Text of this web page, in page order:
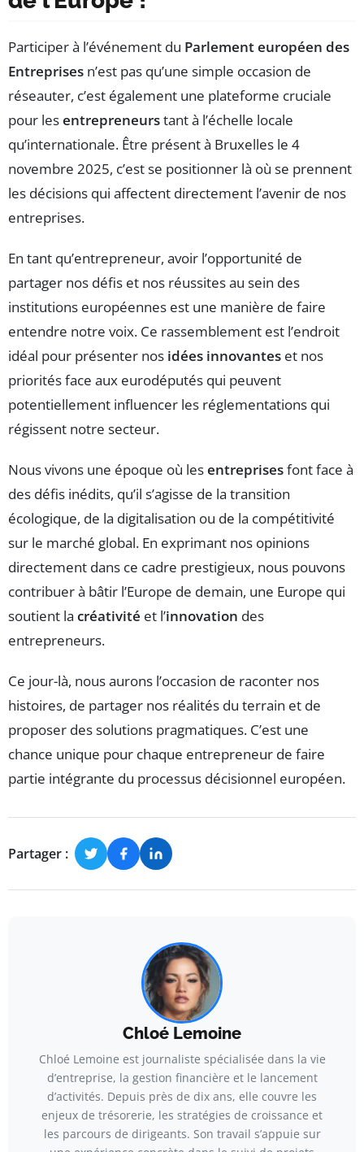
Participer à l’événement du Parlement européen des
Entreprises n’est pas qu’une simple occasion de
réseauter, c’est également une plateforme cruciale
pour lesentrepreneurstant à l’échelle locale
qu’internationale. Être présent à Bruxelles le 4
novembre 2025, c’est se positionner là où se prennent
les décisions qui affectent directement l’avenir de nos
entreprises.
En tant qu’entrepreneur, avoir l’opportunité de
partager nos défis et nos réussites au sein des
institutions européennes est une manière de faire
entendre notre voix. Ce rassemblement est l’endroit
idéal pour présenter nos idées innovantes et nos
priorités face aux eurodéputés qui peuvent
potentiellement influencer les réglementations qui
régissent notre secteur.
Nous vivons une époque où lesentreprisesfont face à
des défis inédits, qu’il s’agisse de la transition
écologique, de la digitalisation ou de la compétitivité
sur le marché global. En exprimant nos opinions
directement dans ce cadre prestigieux, nous pouvons
contribuer à bâtir l’Europe de demain, une Europe qui
soutient la créativité et l’innovation des
entrepreneurs.
Ce jour-là, nous aurons l’occasion de raconter nos
histoires, de partager nos réalités du terrain et de
proposer des solutions pragmatiques. C’est une
chance unique pour chaque entrepreneur de faire
partie intégrante du processus décisionnel européen.
Partager :
Chloé Lemoine
Chloé Lemoine est journaliste spécialisée dans la vie
d’entreprise, la gestion financière et le lancement
d’activités. Depuis près de dix ans, elle couvre les
enjeux de trésorerie, les stratégies de croissance et
les parcours de dirigeants. Son travail s’appuie sur